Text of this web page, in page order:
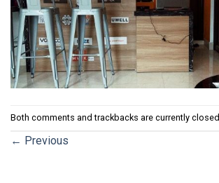
Both comments and trackbacks are currently closed.
← Previous